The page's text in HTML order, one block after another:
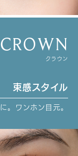
CROWN
クラウン
束感スタイル
に。ワンホン目元。